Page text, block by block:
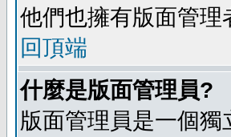
他們也擁有版面管理
回頂端
什麼是版面管理員?
版面管理員是一個